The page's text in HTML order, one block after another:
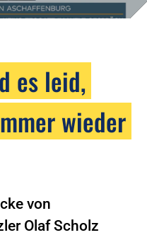
es leid,
wieder
von
Olaf Scholz